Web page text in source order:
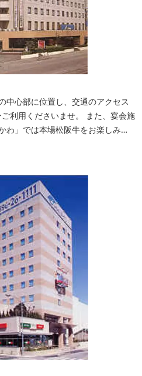
中心部に位置し、交通のアクセス
利用くださいませ。 また、宴会施
わ」では本場松阪牛をお楽しみい